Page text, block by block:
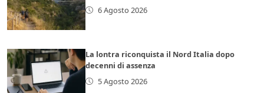
6 Agosto 2026
La lontra riconquista il Nord Italia dopo
decenni di assenza
5 Agosto 2026